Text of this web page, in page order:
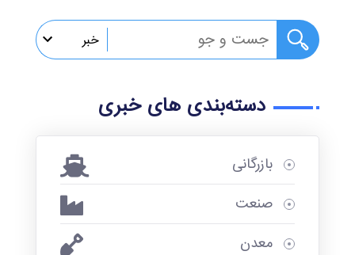
خبر
گزارش
تصویری
پادکست
تلوزیون
اینترنتی
دسته‌بندی های خبری
بازرگانی
صنعت
معدن